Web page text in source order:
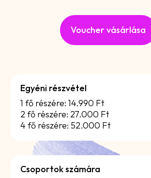
Voucher vásárlása
Egyéni részvétel
1 fő részére: 14.990 Ft
2 fő részére: 27.000 Ft
4 fő részére: 52.000 Ft
Csoportok számára